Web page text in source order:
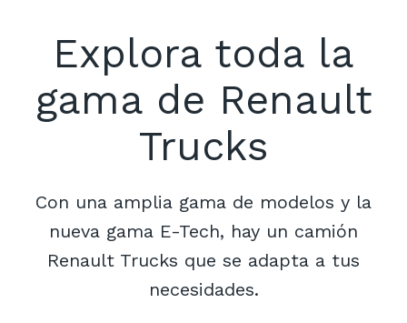
Explora toda la
gama de Renault
Trucks
Con una amplia gama de modelos y la
nueva gama E-Tech, hay un camión
Renault Trucks que se adapta a tus
necesidades.